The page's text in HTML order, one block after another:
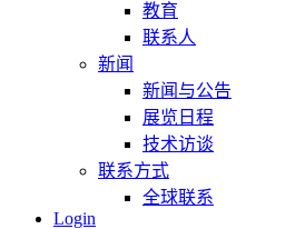
教育
联系人
新闻
新闻与公告
展览日程
技术访谈
联系方式
全球联系
Login